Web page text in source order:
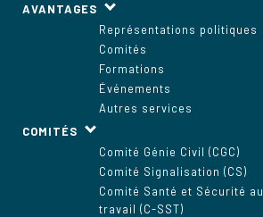
AVANTAGES
Représentations politiques
Comités
Formations
Événements
Autres services
COMITÉS
Comité Génie Civil (CGC)
Comité Signalisation (CS)
Comité Santé et Sécurité au
travail (C-SST)